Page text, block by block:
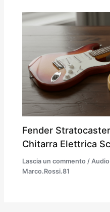
Fender
Chitarra Elettrica
Lascia un commento /
Marco.Rossi.81